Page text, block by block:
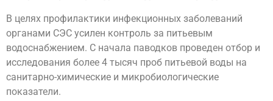
В целях профилактики инфекционных заболеваний
органами СЭС усилен контроль за питьевым
водоснабжением. С начала паводков проведен отбор и
исследования более 4 тысяч проб питьевой воды на
санитарно-химические и микробиологические
показатели.